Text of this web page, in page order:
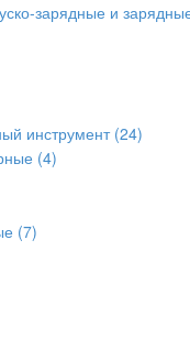
зарядные и
инструмент(24)
(4)
(7)